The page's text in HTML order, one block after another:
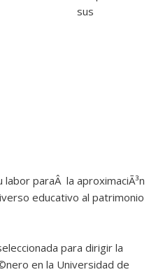
sus
paraÂ la aproximaciÃ³n
educativo al patrimonio
para dirigir la
en la Universidad de